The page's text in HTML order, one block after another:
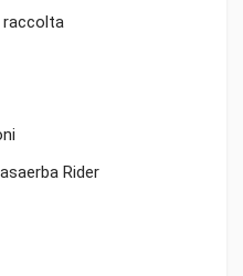
raccolta
Rider